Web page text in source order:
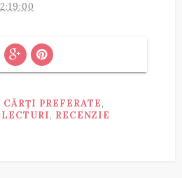
CĂRȚI PREFERATE,
LECTURI, RECENZIE